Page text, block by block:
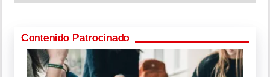
Contenido Patrocinado